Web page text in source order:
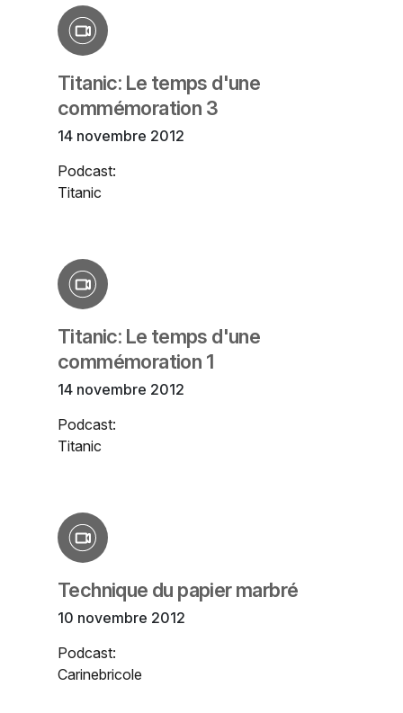
Titanic: Le temps d'une
commémoration 3
14 novembre 2012
Podcast:
Titanic
Titanic: Le temps d'une
commémoration 1
14 novembre 2012
Podcast:
Titanic
Technique du papier marbré
10 novembre 2012
Podcast:
Carinebricole